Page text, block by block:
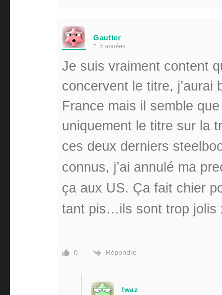
Gautier
5 années
Je suis vraiment content
concervent le titre, j’aurai
France mais il semble
uniquement le titre sur la
ces deux derniers
connus, j’ai annulé ma
ça aux US. Ça fait chier
tant pis…ils sont trop jolis
0 Répondre
lwaz